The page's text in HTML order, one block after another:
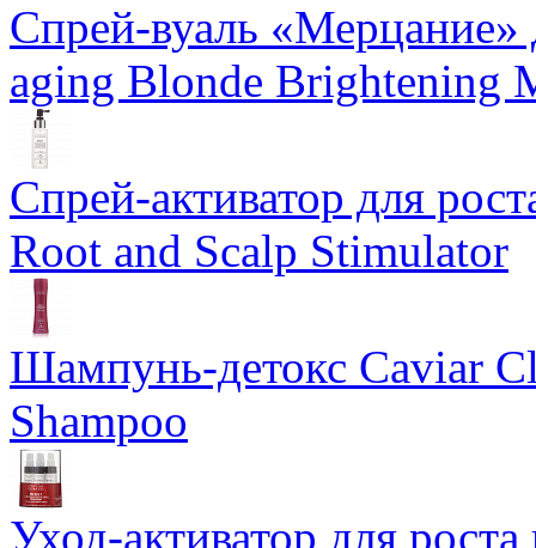
Спрей-вуаль «Мерцание»
aging Blonde Brightening
Спрей-активатор для
Root and Scalp Stimulator
Шампунь-детокс Caviar
Shampoo
Уход-активатор для